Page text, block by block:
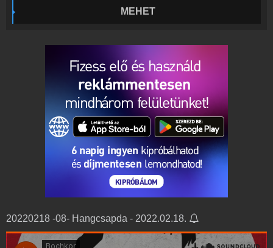
Ágyazd be weboldaladba MEHET
20220218 -08- Hangcsapda - 2022.02.18.